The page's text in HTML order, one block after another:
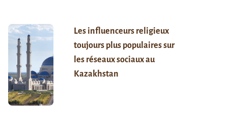
Les influenceurs religieux
toujours plus populaires sur
les réseaux sociaux au
Kazakhstan